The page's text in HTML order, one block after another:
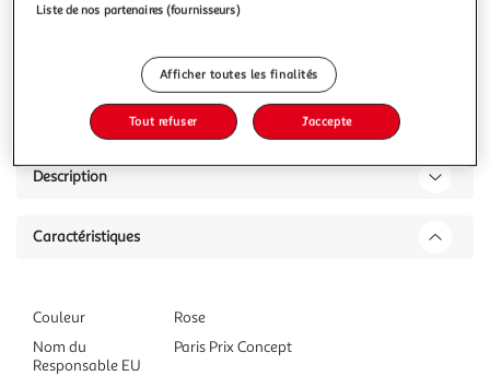
Description
Caractéristiques
Couleur
Rose
Nom du
Responsable EU
Paris Prix Concept
Liste de nos partenaires (fournisseurs)
Afficher toutes les finalités
Tout refuser J'accepte